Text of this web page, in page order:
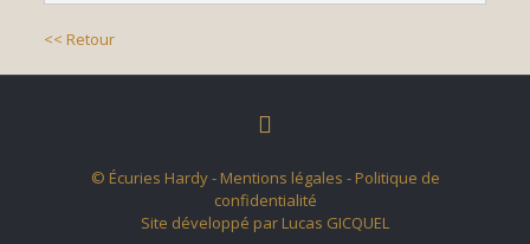
<< Retour
© Écuries Hardy - Mentions légales - Politique de
confidentialité
Site développé par Lucas GICQUEL